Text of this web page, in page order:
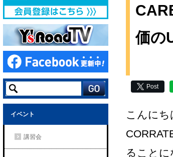
イベント
講習会
価の
Post
こんにち
ることに